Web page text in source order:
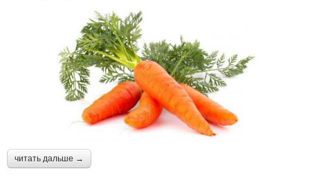
читать дальше →